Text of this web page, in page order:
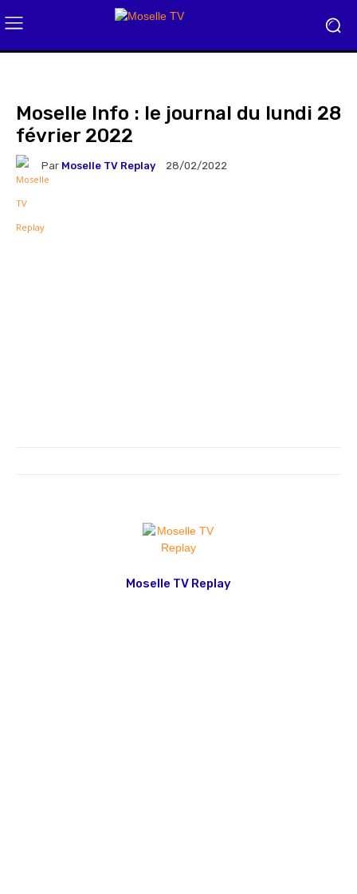
Moselle Info : le journal du lundi 28
février 2022
Par Moselle TV Replay 28/02/2022
Moselle TV Replay